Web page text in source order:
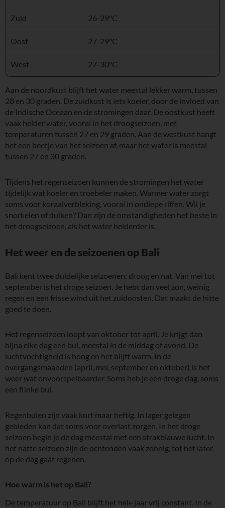
Zuid 26-29°C
Oost 27-29°C
West 27-30°C
Aan de noordkust blijft het water meestal lekker warm, tussen
28 en 30 graden. De zuidkust is iets koeler, door de invloed van
de Indische Oceaan en de stromingen daar. De oostkust heeft
vaak helder water, vooral in het droogseizoen, met
temperaturen tussen 27 en 29 graden. Aan de westkust hangt
het een beetje van het seizoen af, maar het water is meestal
tussen 27 en 30 graden.
Tijdens het regenseizoen kunnen de stromingen het water
tijdelijk wat koeler en troebeler maken. Warmer water zorgt
soms voor koraalverbleking, vooral in ondiepe riffen. Wil je
snorkelen of duiken? Dan zijn de omstandigheden het beste in
het droogseizoen, als het water helderder is.
Het weer en de seizoenen op Bali
Bali kent twee duidelijke seizoenen: droog en nat. Van mei tot
september is het droge seizoen. Je hebt dan veel zon, weinig
regen en een frisse wind uit het zuidoosten. Dat maakt de hitte
goed te doen.
Het regenseizoen loopt van oktober tot april. Je krijgt dan
bijna elke dag een bui, meestal in de middag of avond. De
luchtvochtigheid is hoog en het blijft warm. In de
overgangsmaanden (april, mei, september en oktober) is het
weer wat onvoorspelbaarder. Soms heb je een droge dag, soms
een flinke bui.
Regenbuien zijn vaak kort maar heftig. In lager gelegen
gebieden kan dat soms voor overlast zorgen. In het droge
seizoen begin je de dag meestal met een strakblauwe lucht. In
het natte seizoen zijn de ochtenden vaak zonnig, tot het later
op de dag gaat regenen.
Hoe warm is het op Bali?
De temperatuur op Bali blijft het hele jaar vrij constant. In de